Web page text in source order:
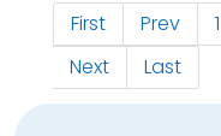
First Prev 1
Next
Last